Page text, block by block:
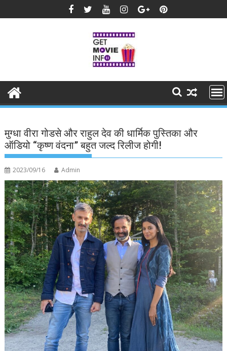
to
मुग्धा वीरा गोडसे और राहुल देव की धार्मिक पुस्तिका और
ऑडियो “कृष्ण वंदना” बहुत जल्द रिलीज होगी!
2023/09/16 Admin